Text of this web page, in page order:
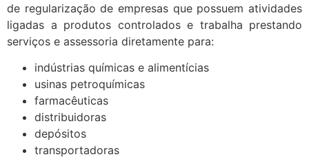
de regularização de empresas que possuem atividades
ligadas a produtos controlados e trabalha prestando
serviços e assessoria diretamente para:
indústrias químicas e alimentícias
usinas petroquímicas
farmacêuticas
distribuidoras
depósitos
transportadoras